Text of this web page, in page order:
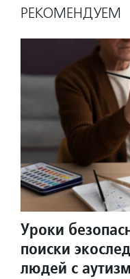
РЕКОМЕНДУЕМ
Уроки
поиски
людей с